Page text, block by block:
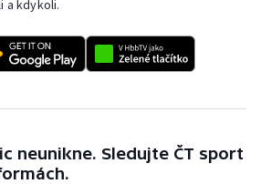
a kdykoli.
neunikne. Sledujte ČT sport